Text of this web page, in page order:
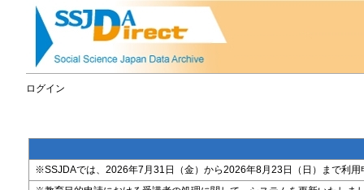
ログイン
※SSJDAでは、2026年7月31日（金）から2026年8月23日（日）まで利